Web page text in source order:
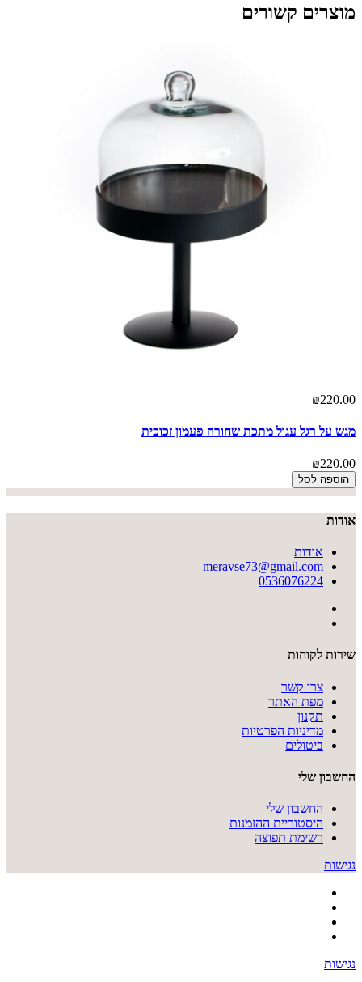
מוצרים קשורים
₪220.00
מגש על רגל עגול מתכת שחורה פעמון זכוכית
₪220.00
הוספה לסל
אודות
אודות
meravse73@gmail.com
0536076224
שירות לקוחות
צרו קשר
מפת האתר
תקנון
מדיניות הפרטיות
ביטולים
החשבון שלי
החשבון שלי
היסטוריית ההזמנות
רשימת תפוצה
נגישות
נגישות